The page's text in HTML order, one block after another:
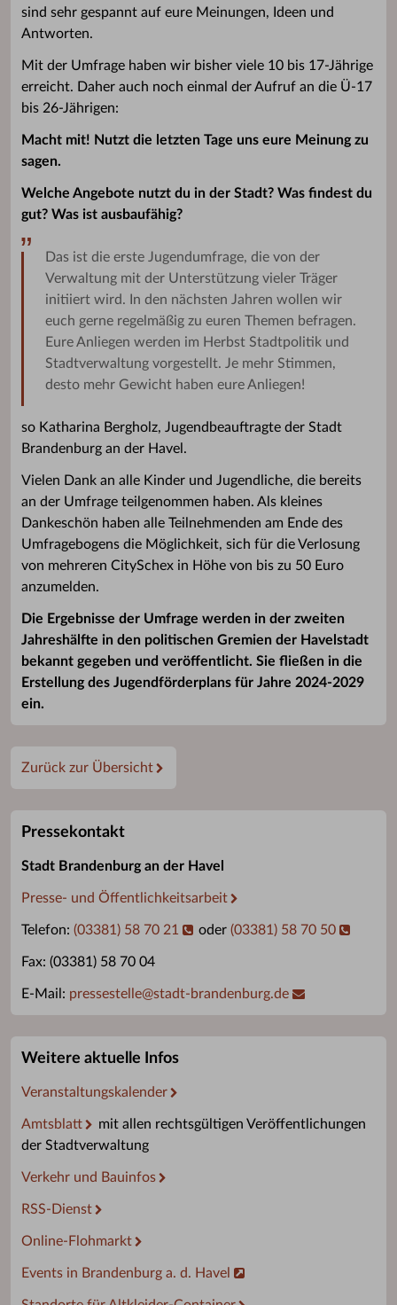
sind sehr gespannt auf eure Meinungen, Ideen und
Antworten.
Mit der Umfrage haben wir bisher viele 10 bis 17-Jährige
erreicht. Daher auch noch einmal der Aufruf an die Ü-17
bis 26-Jährigen:
Macht mit! Nutzt die letzten Tage uns eure Meinung zu
sagen.
Welche Angebote nutzt du in der Stadt? Was findest du
gut? Was ist ausbaufähig?
Das ist die erste Jugendumfrage, die von der
Verwaltung mit der Unterstützung vieler Träger
initiiert wird. In den nächsten Jahren wollen wir
euch gerne regelmäßig zu euren Themen befragen.
Eure Anliegen werden im Herbst Stadtpolitik und
Stadtverwaltung vorgestellt. Je mehr Stimmen,
desto mehr Gewicht haben eure Anliegen!
so Katharina Bergholz, Jugendbeauftragte der Stadt
Brandenburg an der Havel.
Vielen Dank an alle Kinder und Jugendliche, die bereits
an der Umfrage teilgenommen haben. Als kleines
Dankeschön haben alle Teilnehmenden am Ende des
Umfragebogens die Möglichkeit, sich für die Verlosung
von mehreren CitySchex in Höhe von bis zu 50 Euro
anzumelden.
Die Ergebnisse der Umfrage werden in der zweiten
Jahreshälfte in den politischen Gremien der Havelstadt
bekannt gegeben und veröffentlicht. Sie fließen in die
Erstellung des Jugendförderplans für Jahre 2024-2029
ein.
Zurück zur Übersicht
Pressekontakt
Stadt Brandenburg an der Havel
Presse- und Öffentlichkeitsarbeit
Telefon: (03381) 58 70 21 oder (03381) 58 70 50
Fax: (03381) 58 70 04
E-Mail: pressestelle@stadt-brandenburg.de
Weitere aktuelle Infos
Veranstaltungskalender
Amtsblatt
mit allen rechtsgültigen Veröffentlichungen
der Stadtverwaltung
Verkehr und Bauinfos
RSS-Dienst
Online-Flohmarkt
Events in Brandenburg a. d. Havel